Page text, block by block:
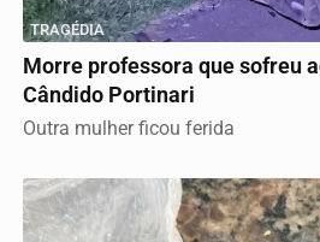
TRAGÉDIA
Morre professora que sofreu
Cândido Portinari
Outra mulher ficou ferida